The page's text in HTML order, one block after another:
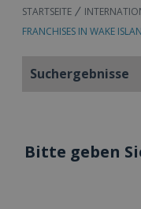
STARTSEITE
FRANCHISES IN WAKE
Suchergebnisse
Bitte geben